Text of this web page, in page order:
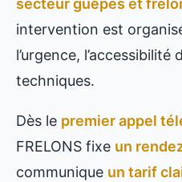
secteur guêpes et
intervention est
l’urgence,
techniques.
Dès le premier appel
FRELONS fixe un
communique un tarif